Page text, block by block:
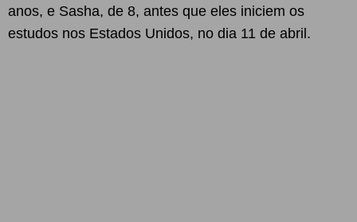
anos, e Sasha, de 8, antes que eles iniciem os
estudos nos Estados Unidos, no dia 11 de abril.